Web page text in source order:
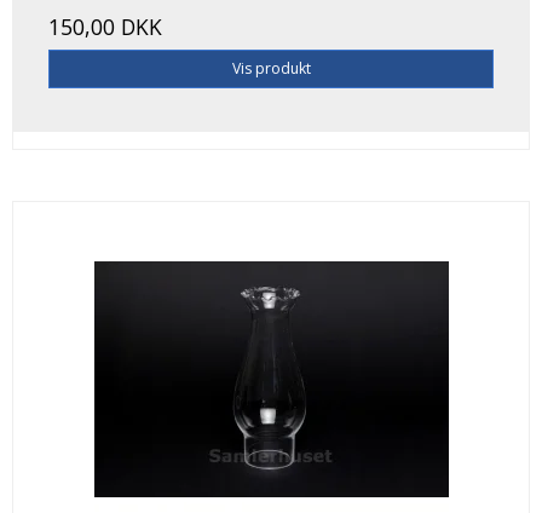
150,00 DKK
Vis produkt